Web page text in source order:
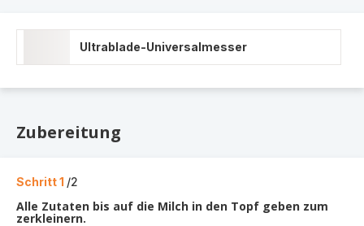
Ultrablade-Universalmesser
Zubereitung
Schritt 1 /2
Alle Zutaten bis auf die Milch in den Topf geben zum
zerkleinern.